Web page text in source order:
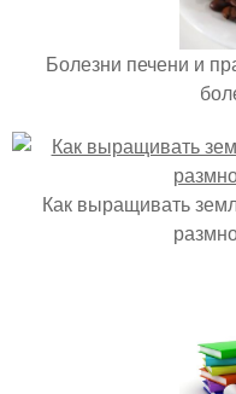
Болезни печени и
Как выращивать